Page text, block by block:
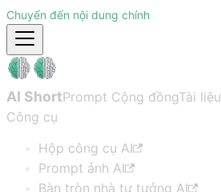
Chuyển đến nội dung chính
AI ShortPrompt Cộng đồngTài liệu
Công cụ
Hộp công cụ AI
Prompt ảnh AI
Bàn tròn nhà tư tưởng AI